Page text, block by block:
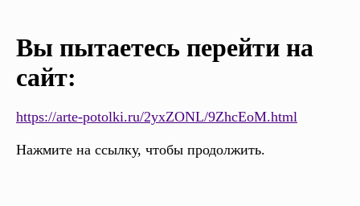
Вы пытаетесь перейти на
сайт:
https://arte-potolki.ru/2yxZONL/9ZhcEoM.html
Нажмите на ссылку, чтобы продолжить.